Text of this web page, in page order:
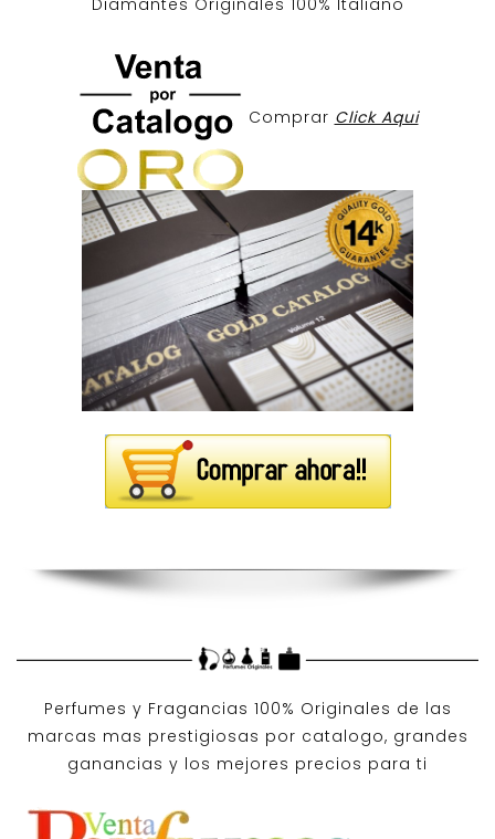
Comprar Click Aqui
Perfumes y Fragancias 100% Originales de las
marcas mas prestigiosas por catalogo, grandes
ganancias y los mejores precios para ti